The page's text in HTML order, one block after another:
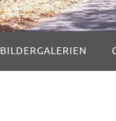
BILDERGALERIEN